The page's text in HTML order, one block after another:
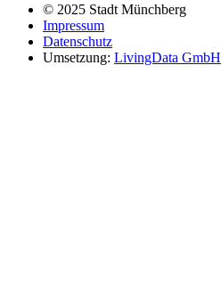
© 2025 Stadt Münchberg
Impressum
Datenschutz
Umsetzung: LivingData GmbH